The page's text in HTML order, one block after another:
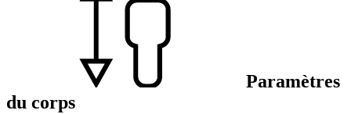
Paramètres
du corps